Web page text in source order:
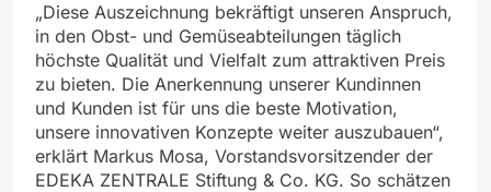
„Diese Auszeichnung bekräftigt unseren Anspruch,
in den Obst- und Gemüseabteilungen täglich
höchste Qualität und Vielfalt zum attraktiven Preis
zu bieten. Die Anerkennung unserer Kundinnen
und Kunden ist für uns die beste Motivation,
unsere innovativen Konzepte weiter auszubauen“,
erklärt Markus Mosa, Vorstandsvorsitzender der
EDEKA ZENTRALE Stiftung & Co. KG. So schätzen